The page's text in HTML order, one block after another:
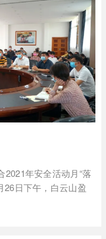
年安全活动月“落
26日下午，白云山盈